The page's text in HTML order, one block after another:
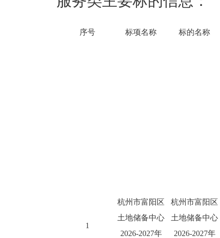
序号 标项名称 标的名称
1
杭州市富阳区
土地储备中心
2026-2027年
杭州市富阳区
土地储备中心
2026-2027年